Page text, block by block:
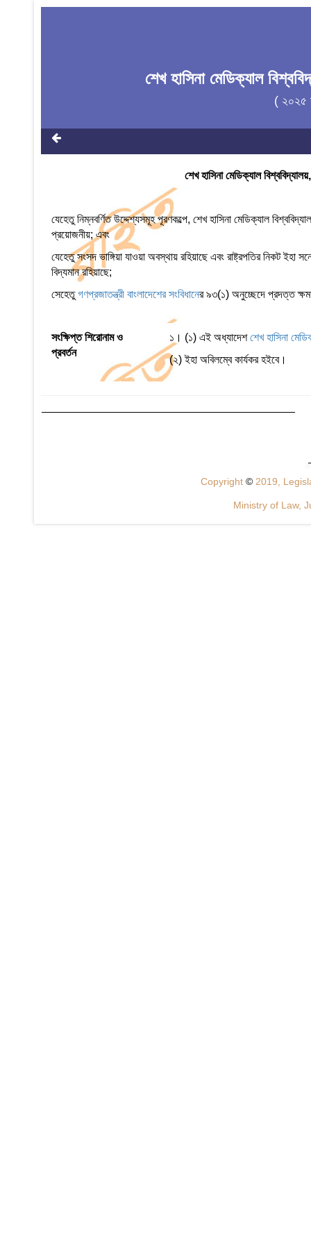
শেখ হাসিনা মেডিক্যাল
( ২০২৫
শেখ হাসিনা মেডিক্যাল
যেহেতু নিম্নবর্ণিত উদ্দেশ্যসমূহ পূরণকল্পে, শেখ হাসিনা মেডিক্যাল
প্রয়োজনীয়; এবং
যেহেতু সংসদ ভাঙ্গিয়া যাওয়া অবস্থায় রহিয়াছে এবং রাষ্ট্রপতির নিকট
বিদ্যমান রহিয়াছে;
সেহেতুগণপ্রজাতন্ত্রী বাংলাদেশের সংবিধানের ৯৩(১) অনুচ্ছেদে প্রদত্ত
সংক্ষিপ্ত শিরোনাম ও
প্রবর্তন
১। (১) এই অধ্যাদেশশেখ হাসিনা
(২) ইহা অবিলম্বে কার্যকর হইবে।
Copyright © 2019,
Ministry of Law,